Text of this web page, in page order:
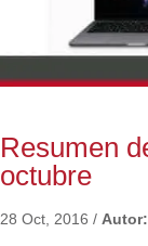
Resumen
octubre
28 Oct, 2016 / Autor: